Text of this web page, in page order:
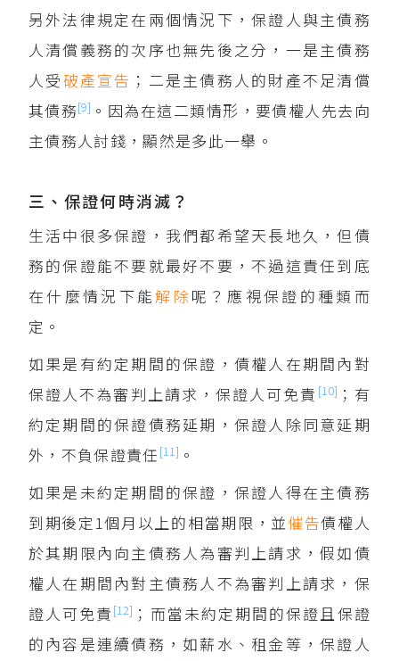
另外法律規定在兩個情況下，保證人與主債務
人清償義務的次序也無先後之分，一是主債務
人受破產宣告 ；二是主債務人的財產不足清償
其債務[9] 。因為在這二類情形，要債權人先去向
主債務人討錢，顯然是多此一舉。
三、保證何時消滅？
生活中很多保證，我們都希望天長地久，但債
務的保證能不要就最好不要，不過這責任到底
在什麼情況下能解除呢？應視保證的種類而
定。
如果是有約定期間的保證，債權人在期間內對
保證人不為審判上請求，保證人可免責 [10] ；有
約定期間的保證債務延期，保證人除同意延期
外，不負保證責任 [11] 。
如果是未約定期間的保證，保證人得在主債務
到期後定1個月以上的相當期限，並催告債權人
於其期限內向主債務人為審判上請求，假如債
權人在期間內對主債務人不為審判上請求，保
證人可免責 [12] ；而當未約定期間的保證且保證
的內容是連續債務，如薪水、租金等，保證人